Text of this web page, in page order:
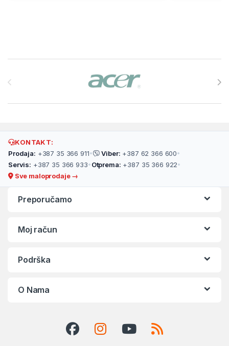
KONTAKT:
Prodaja: +387 35 366 911• Viber: +387 62 366 600•
Servis: +387 35 366 933• Otprema: +387 35 366 922•
Sve maloprodaje →
Preporučamo
Moj račun
Podrška
O Nama